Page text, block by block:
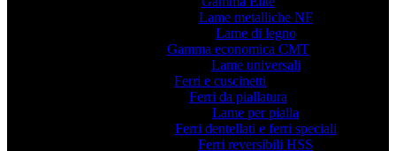
Lame metalliche NF
Lame di legno
Gamma economica CMT
Lame universali
Ferri e cuscinetti
Ferri da piallatura
Lame per pialla
Ferri dentellati e ferri speciali
Ferri reversibili HSS